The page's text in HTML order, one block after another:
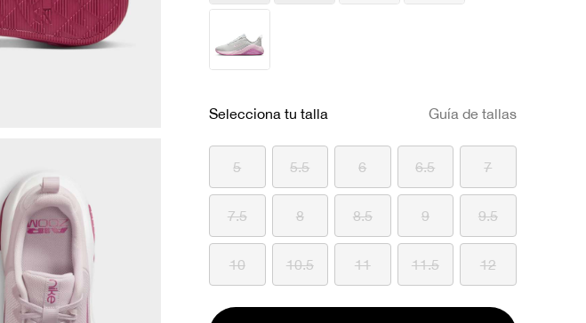
Selecciona tu talla Guía de tallas
5 5.5 6 6.5 7
7.5 8 8.5 9 9.5
10 10.5 11 11.5 12